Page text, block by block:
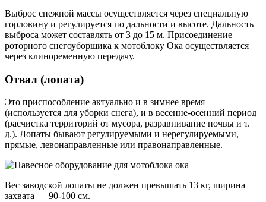
Выброс снежной массы осуществляется через специальную
горловину и регулируется по дальности и высоте. Дальность
выброса может составлять от 3 до 15 м. Присоединение
роторного снегоуборщика к мотоблоку Ока осуществляется
через клиноременную передачу.
Отвал (лопата)
Это приспособление актуально и в зимнее время
(используется для уборки снега), и в весенне-осенний период
(расчистка территорий от мусора, разравнивание почвы и т.
д.). Лопаты бывают регулируемыми и нерегулируемыми,
прямые, левонаправленные или правонаправленные.
Вес заводской лопаты не должен превышать 13 кг, ширина
захвата — 90-100 см.